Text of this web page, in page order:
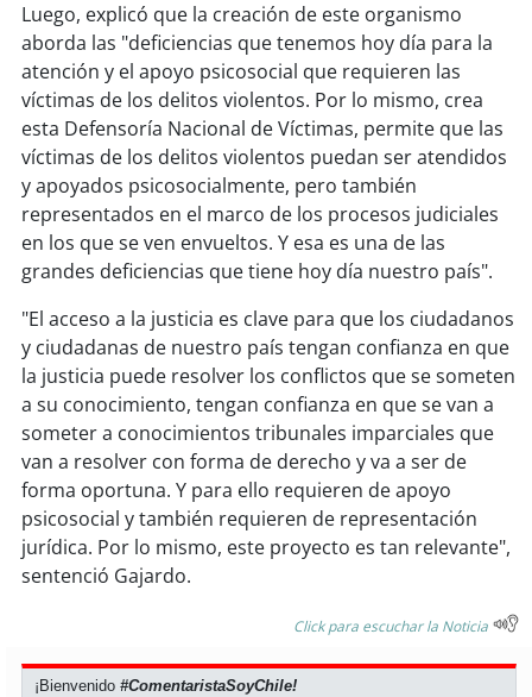
soy talcahuano
concepción
coronel
soyarauco
soytemuco
soyvaldivia
soyosorno
soypuertomontt
soychiloé
Luego, explicó que la creación de este organismo
aborda las "deficiencias que tenemos hoy día para la
atención y el apoyo psicosocial que requieren las
víctimas de los delitos violentos. Por lo mismo, crea
esta Defensoría Nacional de Víctimas, permite que las
víctimas de los delitos violentos puedan ser atendidos
y apoyados psicosocialmente, pero también
representados en el marco de los procesos judiciales
en los que se ven envueltos. Y esa es una de las
grandes deficiencias que tiene hoy día nuestro país".
"El acceso a la justicia es clave para que los ciudadanos
y ciudadanas de nuestro país tengan confianza en que
la justicia puede resolver los conflictos que se someten
a su conocimiento, tengan confianza en que se van a
someter a conocimientos tribunales imparciales que
van a resolver con forma de derecho y va a ser de
forma oportuna. Y para ello requieren de apoyo
psicosocial y también requieren de representación
jurídica. Por lo mismo, este proyecto es tan relevante",
sentenció Gajardo.
Click para escuchar la Noticia
¡Bienvenido#ComentaristaSoyChile!